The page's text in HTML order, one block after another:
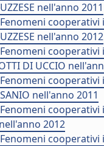
nell'anno 2011
nell'anno 2012
DI UCCIO
nell'anno 2011
2012